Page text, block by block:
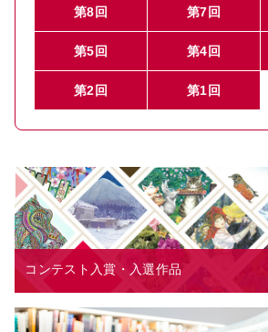
第8回 第7回
第5回 第4回
第2回 第1回
コンテスト入賞・入選作品